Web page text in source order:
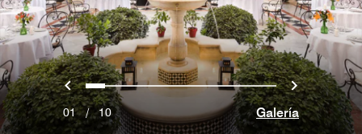
Anterior
0 1 2 3 4 5 6 7 8 9
01/10 Galería